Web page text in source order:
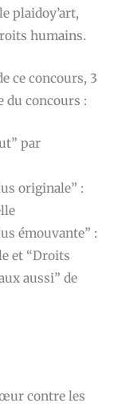
plaidoy’art,
humains.
ce concours, 3
du concours :
par
originale” :
émouvante” :
et “Droits
aussi” de
contre les